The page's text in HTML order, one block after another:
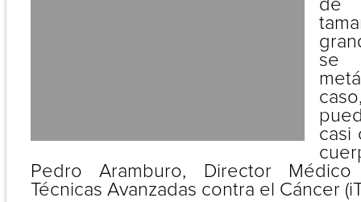
se
casi
Pedro Aramburo, Director
Técnicas Avanzadas contra el Cáncer